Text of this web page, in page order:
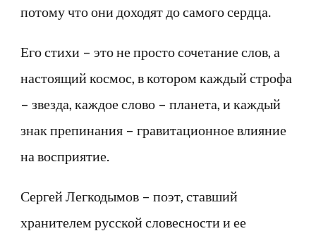
потому что они доходят до самого сердца.
Его стихи – это не просто сочетание слов, а
настоящий космос, в котором каждый строфа
– звезда, каждое слово – планета, и каждый
знак препинания – гравитационное влияние
на восприятие.
Сергей Легкодымов – поэт, ставший
хранителем русской словесности и ее